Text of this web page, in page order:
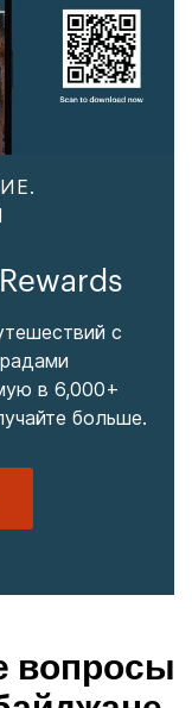
с
в 6,000+
больше.
вопросы